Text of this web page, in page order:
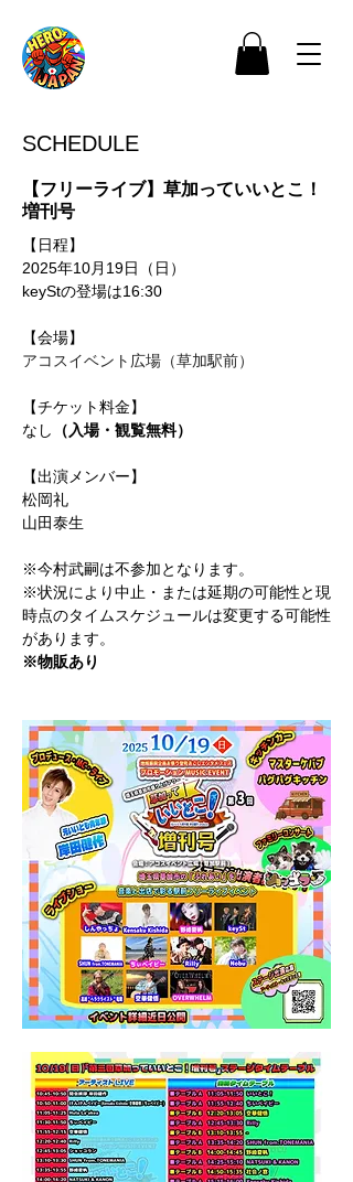
SCHEDULE
【フリーライブ】草加っていいとこ！
増刊号
【日程】
2025年10月19日（日）
keyStの登場は16:30
【会場】
アコスイベント広場（草加駅前）
【チケット料金】
なし
（入場・観覧無料）
【出演メンバー】
松岡礼
山田泰生
※今村武嗣は不参加となります。
※状況により中止・または延期の可能性と現
時点のタイムスケジュールは変更する可能性
があります。
※物販あり